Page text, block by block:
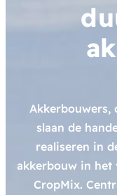
Akkerbouwers,
slaan de
realiseren in
akkerbouw in
CropMix.